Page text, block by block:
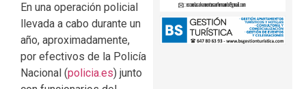
En una operación policial
llevada a cabo durante un
año, aproximadamente,
por efectivos de la Policía
Nacional (policia.es) junto